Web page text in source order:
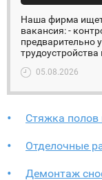
Наша фирма
вакансия: -
предварительно
05.08.2026
Стяжка полов
Отделочные
Демонтаж